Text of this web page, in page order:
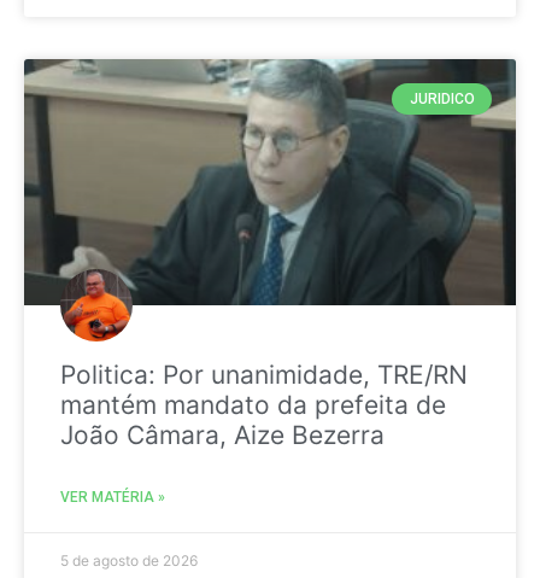
JURIDICO
Politica: Por unanimidade, TRE/RN
mantém mandato da prefeita de
João Câmara, Aize Bezerra
VER MATÉRIA »
5 de agosto de 2026